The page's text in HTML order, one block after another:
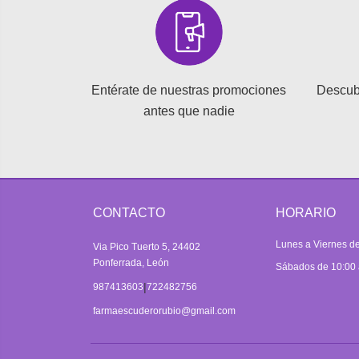
Entérate de nuestras promociones
antes que nadie
CONTACTO
Via Pico Tuerto 5, 24402
Ponferrada, León
987413603|722482756
farmaescuderorubio@gmail.com
HORARIO
Lunes a Viernes
Sábados de 10:00